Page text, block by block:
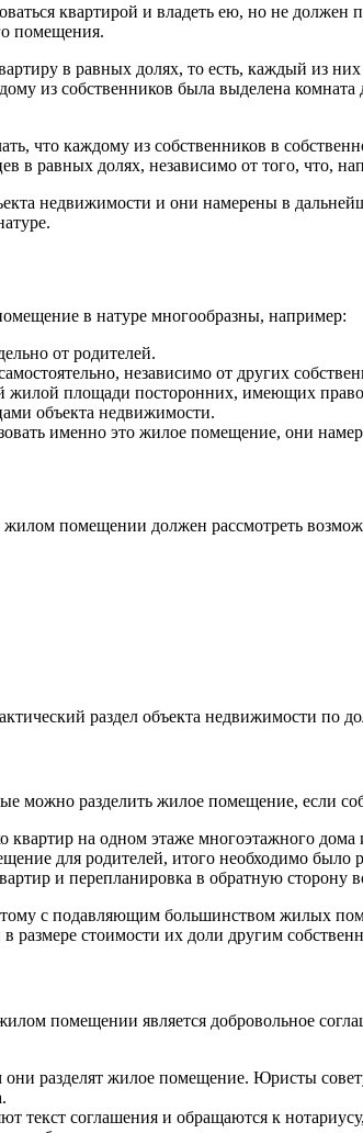
квартирой и владеть ею, но не
помещения.
в равных долях, то есть, каждый из
из собственников была выделена
что каждому из собственников в
в равных долях, независимо от того, что,
недвижимости и они намерены в
в натуре многообразны, например:
от родителей.
независимо от других
жилой площади посторонних, имеющих
объекта недвижимости.
именно это жилое помещение, они
помещении должен рассмотреть
раздел объекта недвижимости по
можно разделить жилое помещение, если
на одном этаже многоэтажного
для родителей, итого необходимо
и перепланировка в обратную сторону
с подавляющим большинством жилых
стоимости их доли другим
помещении является добровольное
разделят жилое помещение. Юристы
текст соглашения и обращаются к